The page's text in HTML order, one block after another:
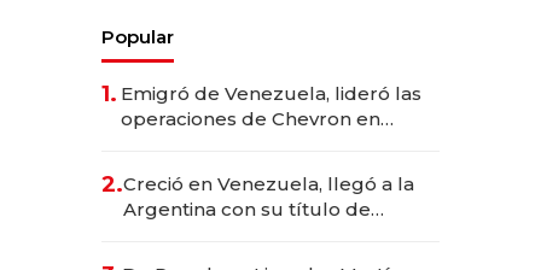
Popular
1. Emigró de Venezuela, lideró las
operaciones de Chevron en
2.Creció en Venezuela, llegó a la
Argentina con su título de